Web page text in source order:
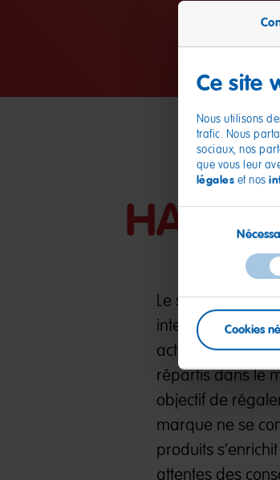
Ce site
Nous utilisons
trafic. Nous
sociaux, nos
que vous leur
légales et nos
Sélection
du
consentement
Cookies
Le succès
international
actuellement
répartis dans le
objectif de
marque ne se
produits
attentes des